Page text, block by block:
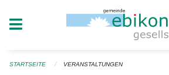
STARTSEITE VERANSTALTUNGEN